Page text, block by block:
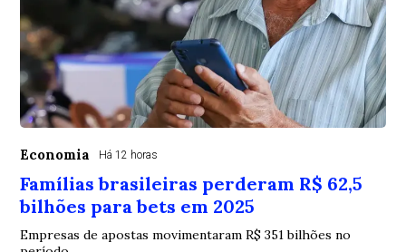
Economia Há 12 horas
Famílias brasileiras perderam R$ 62,5
bilhões para bets em 2025
Empresas de apostas movimentaram R$ 351 bilhões no